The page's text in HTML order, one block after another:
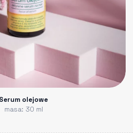
Serum olejowe
masa: 30 ml